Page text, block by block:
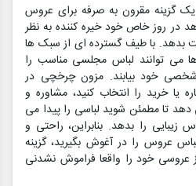
گزینه مقرون به صرفه برای عروس
روز خاص خود خیره کننده به نظر
بدهد. با طیف گسترده ای از سبک ها
می توانند لباس مجلسی مناسب را
شخصی خود بیابند. مزون چرخچی در
یا خرید را انتخاب کنید، مشاوره و
تا مطمئن شوید لباسی را پیدا می
را بدهد. بنابراین، راحتی و
عروس را در آغوش بگیرید، گزینه
عروسی خود را واقعا فراموش نشدنی